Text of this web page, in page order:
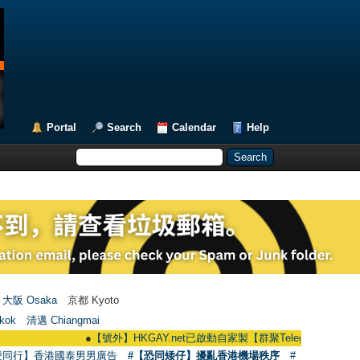
Portal Search Calendar Help
大阪 Osaka 京都 Kyoto
清邁 Chiangmai
【號外】HKGAY.net已啟動自家製【群聚Telegram群組】
同行】香港國泰男男廣告
#【恐同矮仔】擾亂香港機場秩序 #